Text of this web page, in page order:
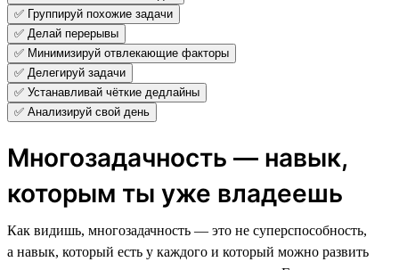
✅ Группируй похожие задачи
✅ Делай перерывы
✅ Минимизируй отвлекающие факторы
✅ Делегируй задачи
✅ Устанавливай чёткие дедлайны
✅ Анализируй свой день
Многозадачность — навык,
которым ты уже владеешь
Как видишь, многозадачность — это не суперспособность,
а навык, который есть у каждого и который можно развить